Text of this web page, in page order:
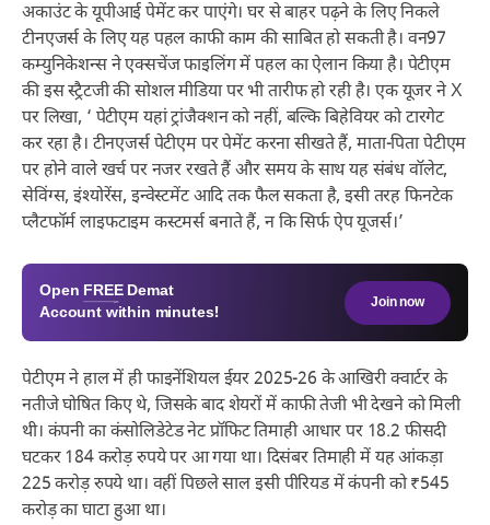
अकाउंट के यूपीआई पेमेंट कर पाएंगे। घर से बाहर पढ़ने के लिए निकले
टीनएजर्स के लिए यह पहल काफी काम की साबित हो सकती है। वन97
कम्युनिकेशन्स ने एक्सचेंज फाइलिंग में पहल का ऐलान किया है। पेटीएम
की इस स्ट्रैटजी की सोशल मीडिया पर भी तारीफ हो रही है। एक यूजर ने X
पर लिखा, ‘ पेटीएम यहां ट्रांजैक्शन को नहीं, बल्कि बिहेवियर को टारगेट
कर रहा है। टीनएजर्स पेटीएम पर पेमेंट करना सीखते हैं, माता-पिता पेटीएम
पर होने वाले खर्च पर नजर रखते हैं और समय के साथ यह संबंध वॉलेट,
सेविंग्स, इंश्योरेंस, इन्वेस्टमेंट आदि तक फैल सकता है, इसी तरह फिनटेक
प्लैटफॉर्म लाइफटाइम कस्टमर्स बनाते हैं, न कि सिर्फ ऐप यूजर्स।’
Open FREE Demat
Account within minutes!
Join now
पेटीएम ने हाल में ही फाइनेंशियल ईयर 2025-26 के आखिरी क्वार्टर के
नतीजे घोषित किए थे, जिसके बाद शेयरों में काफी तेजी भी देखने को मिली
थी। कंपनी का कंसोलिडेटेड नेट प्रॉफिट तिमाही आधार पर 18.2 फीसदी
घटकर 184 करोड़ रुपये पर आ गया था। दिसंबर तिमाही में यह आंकड़ा
225 करोड़ रुपये था। वहीं पिछले साल इसी पीरियड में कंपनी को ₹545
करोड़ का घाटा हुआ था।